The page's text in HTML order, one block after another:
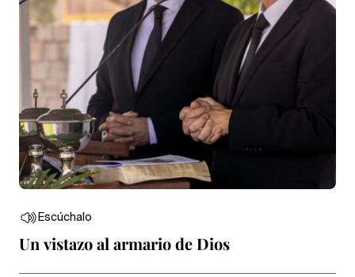
Escúchalo
Un vistazo al armario de Dios